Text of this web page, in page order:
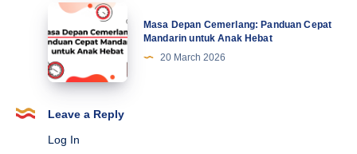
Rahasia
dari
Jejak
Sejarahnya
Masa
Depan
Cemerlang:
Panduan
Cepat
Mandarin
Masa Depan Cemerlang: Panduan Cepat
Mandarin untuk Anak Hebat
20 March 2026
Leave a Reply
Log In